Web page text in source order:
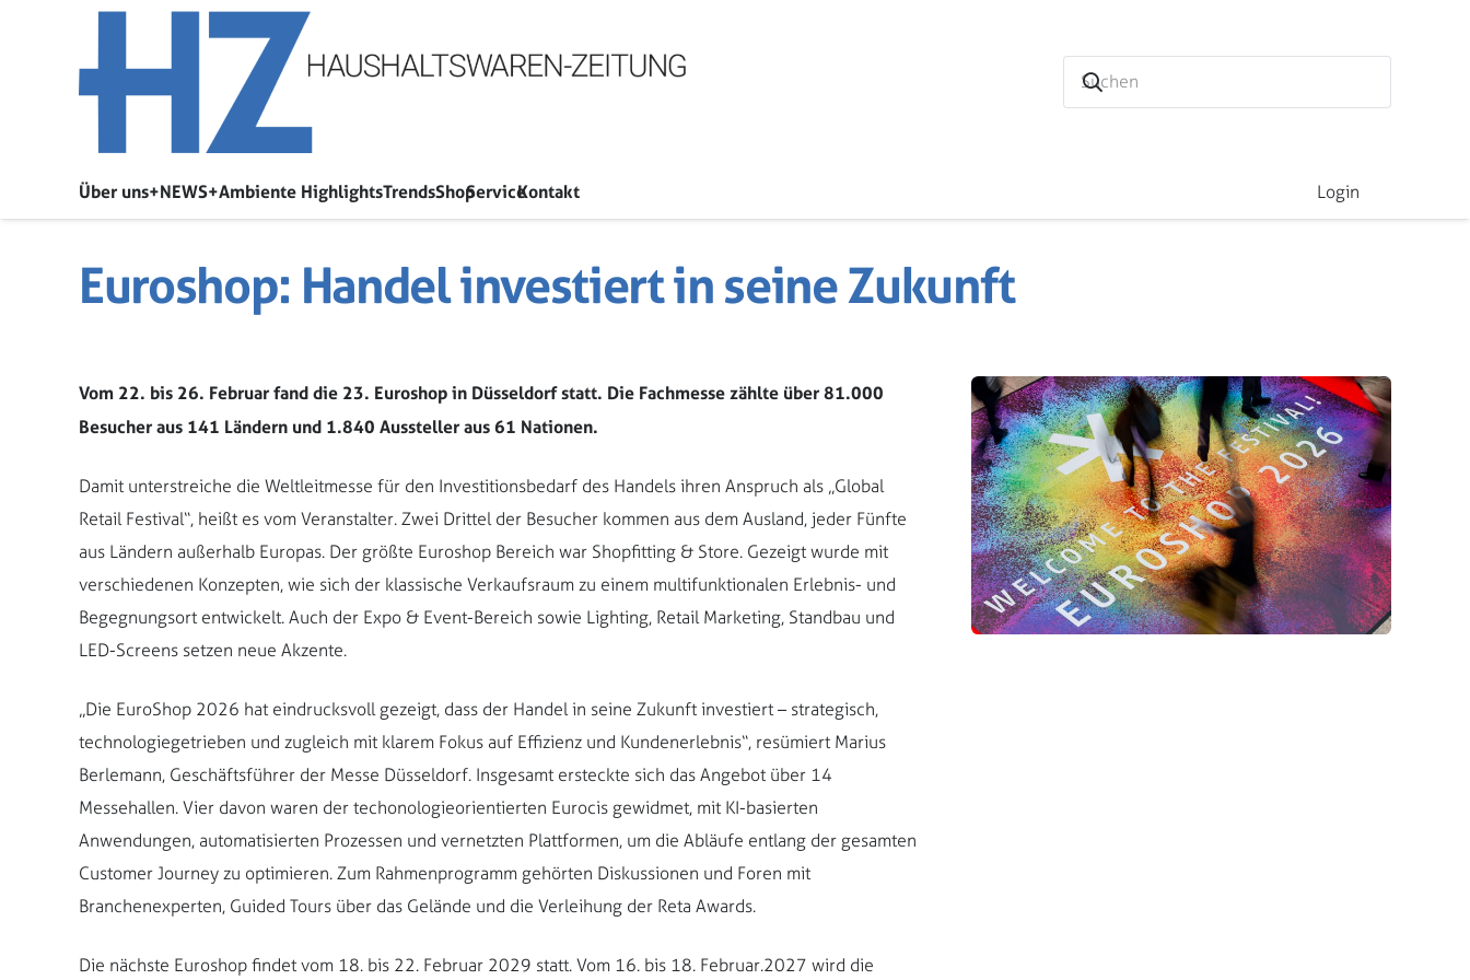
Über uns+NEWS+Ambiente HighlightsTrendsShopServiceKontakt Login
Euroshop: Handel investiert in seine Zukunft
Vom 22. bis 26. Februar fand die 23. Euroshop in Düsseldorf statt. Die Fachmesse zählte über 81.000
Besucher aus 141 Ländern und 1.840 Aussteller aus 61 Nationen.
Damit unterstreiche die Weltleitmesse für den Investitionsbedarf des Handels ihren Anspruch als „Global
Retail Festival“, heißt es vom Veranstalter. Zwei Drittel der Besucher kommen aus dem Ausland, jeder Fünfte
aus Ländern außerhalb Europas. Der größte Euroshop Bereich war Shopfitting & Store. Gezeigt wurde mit
verschiedenen Konzepten, wie sich der klassische Verkaufsraum zu einem multifunktionalen Erlebnis- und
Begegnungsort entwickelt. Auch der Expo & Event-Bereich sowie Lighting, Retail Marketing, Standbau und
LED-Screens setzen neue Akzente.
„Die EuroShop 2026 hat eindrucksvoll gezeigt, dass der Handel in seine Zukunft investiert – strategisch,
technologiegetrieben und zugleich mit klarem Fokus auf Effizienz und Kundenerlebnis“, resümiert Marius
Berlemann, Geschäftsführer der Messe Düsseldorf. Insgesamt ersteckte sich das Angebot über 14
Messehallen. Vier davon waren der techonologieorientierten Eurocis gewidmet, mit KI-basierten
Anwendungen, automatisierten Prozessen und vernetzten Plattformen, um die Abläufe entlang der gesamten
Customer Journey zu optimieren. Zum Rahmenprogramm gehörten Diskussionen und Foren mit
Branchenexperten, Guided Tours über das Gelände und die Verleihung der Reta Awards.
Die nächste Euroshop findet vom 18. bis 22. Februar 2029 statt. Vom 16. bis 18. Februar.2027 wird die